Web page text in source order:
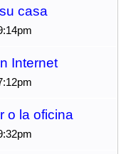
casa
Internet
o la oficina